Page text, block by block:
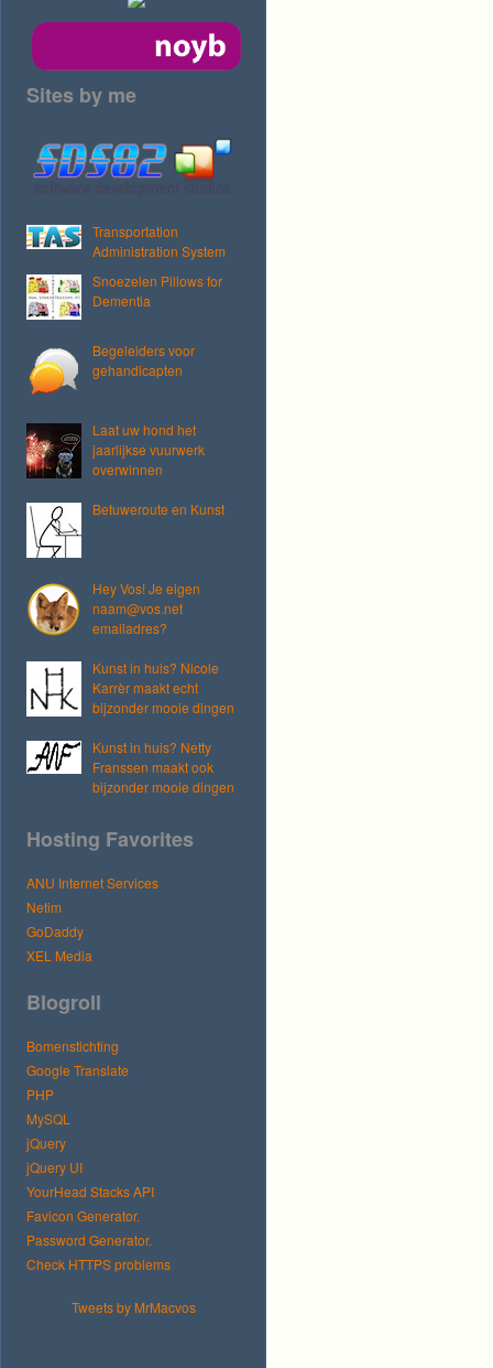
Sites by me
Transportation
Administration System
Snoezelen Pillows for
Dementia
Begeleiders voor
gehandicapten
Laat uw hond het
jaarlijkse vuurwerk
overwinnen
Betuweroute en Kunst
Hey Vos! Je eigen
naam@vos.net
emailadres?
Kunst in huis? Nicole
Karrèr maakt echt
bijzonder mooie dingen
Kunst in huis? Netty
Franssen maakt ook
bijzonder mooie dingen
Hosting Favorites
ANU Internet Services
Netim
GoDaddy
XEL Media
Blogroll
Bomenstichting
Google Translate
PHP
MySQL
jQuery
jQuery UI
YourHead Stacks API
Favicon Generator.
Password Generator.
Check HTTPS problems
Tweets by MrMacvos